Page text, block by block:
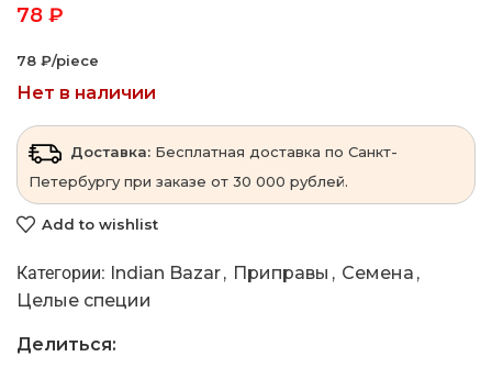
78 ₽
78 ₽/piece
Нет в наличии
Доставка: Бесплатная доставка по Санкт-
Петербургу при заказе от 30 000 рублей.
Add to wishlist
Категории: Indian Bazar, Приправы , Семена ,
Целые специи
Делиться: